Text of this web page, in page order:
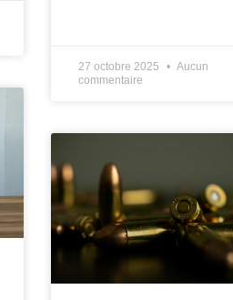
27 octobre 2025
Aucun
commentaire